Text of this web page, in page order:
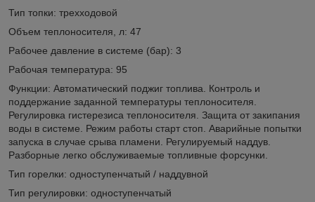
Тип топки: трехходовой
Объем теплоносителя, л: 47
Рабочее давление в системе (бар): 3
Рабочая температура: 95
Функции: Автоматический поджиг топлива. Контроль и
поддержание заданной температуры теплоносителя.
Регулировка гистерезиса теплоносителя. Защита от закипания
воды в системе. Режим работы старт стоп. Аварийные попытки
запуска в случае срыва пламени. Регулируемый наддув.
Разборные легко обслуживаемые топливные форсунки.
Тип горелки: одноступенчатый / наддувной
Тип регулировки: одноступенчатый